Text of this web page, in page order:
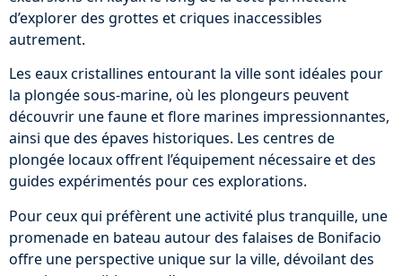
d’explorer des grottes et criques inaccessibles
autrement.
Les eaux cristallines entourant la ville sont idéales pour
la plongée sous-marine, où les plongeurs peuvent
découvrir une faune et flore marines impressionnantes,
ainsi que des épaves historiques. Les centres de
plongée locaux offrent l’équipement nécessaire et des
guides expérimentés pour ces explorations.
Pour ceux qui préfèrent une activité plus tranquille, une
promenade en bateau autour des falaises de Bonifacio
offre une perspective unique sur la ville, dévoilant des